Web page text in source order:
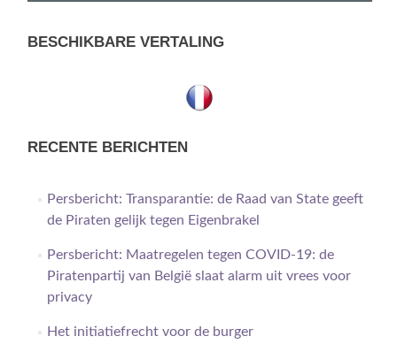
BESCHIKBARE VERTALING
RECENTE BERICHTEN
Persbericht: Transparantie: de Raad van State geeft
de Piraten gelijk tegen Eigenbrakel
Persbericht: Maatregelen tegen COVID-19: de
Piratenpartij van België slaat alarm uit vrees voor
privacy
Het initiatiefrecht voor de burger